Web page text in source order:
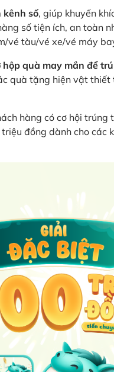
kênh số, giúp khuyến
số tiện ích, an toàn
vé tàu/vé xe/vé máy
hộp quà may mắn để
quà tặng hiện vật
hàng có cơ hội trúng
đồng dành cho các